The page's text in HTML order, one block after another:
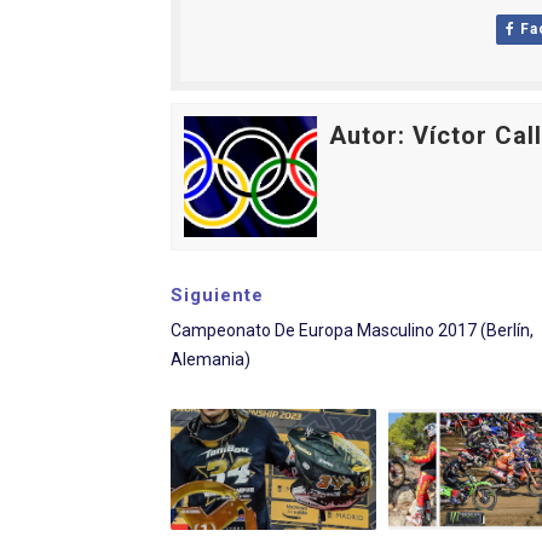
Athletes Unlimited
Mundial de piragüismo
Tour de Francia
Mundial de Fórmula 1
Autor: Víctor
Siguiente
Campeonato De Europa Masculino 2017 (Berlín,
Alemania)